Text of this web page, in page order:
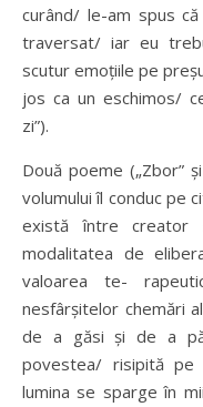
curând/ le-am spus
traversat/ iar eu
scutur emoțiile pe
jos ca un eschimos/
zi”).
Două poeme („Zbor”
volumului îl conduc pe
există între creator
modalitatea de
valoarea te-
nesfârșitelor chemări
de a găsi și de a
povestea/ risipită pe
lumina se sparge în